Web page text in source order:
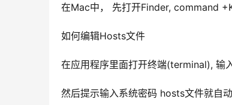
在Mac中， 先打开Finder, command
如何编辑Hosts文件
在应用程序里面打开终端(terminal),
然后提示输入系统密码 hosts文件就自